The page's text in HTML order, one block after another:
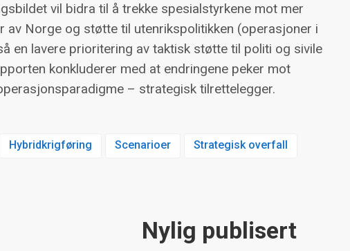
vil bidra til å trekke spesialstyrkene mot mer
Norge og støtte til utenrikspolitikken (operasjoner i
en lavere prioritering av taktisk støtte til politi og sivile
konkluderer med at endringene peker mot
– strategisk tilrettelegger.
Hybridkrigføring Scenarioer Strategisk overfall
Nylig publisert